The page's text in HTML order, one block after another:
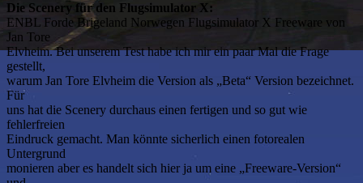
Die Scenery für den Flugsimulator X:
ENBL Forde Brigeland Norwegen Flugsimulator X Freeware von
Jan Tore
Elvheim. Bei unserem Test habe ich mir ein paar Mal die Frage
gestellt,
warum Jan Tore Elvheim die Version als „Beta“ Version bezeichnet.
Für
uns hat die Scenery durchaus einen fertigen und so gut wie
fehlerfreien
Eindruck gemacht. Man könnte sicherlich einen fotorealen
Untergrund
monieren aber es handelt sich hier ja um eine „Freeware-Version“